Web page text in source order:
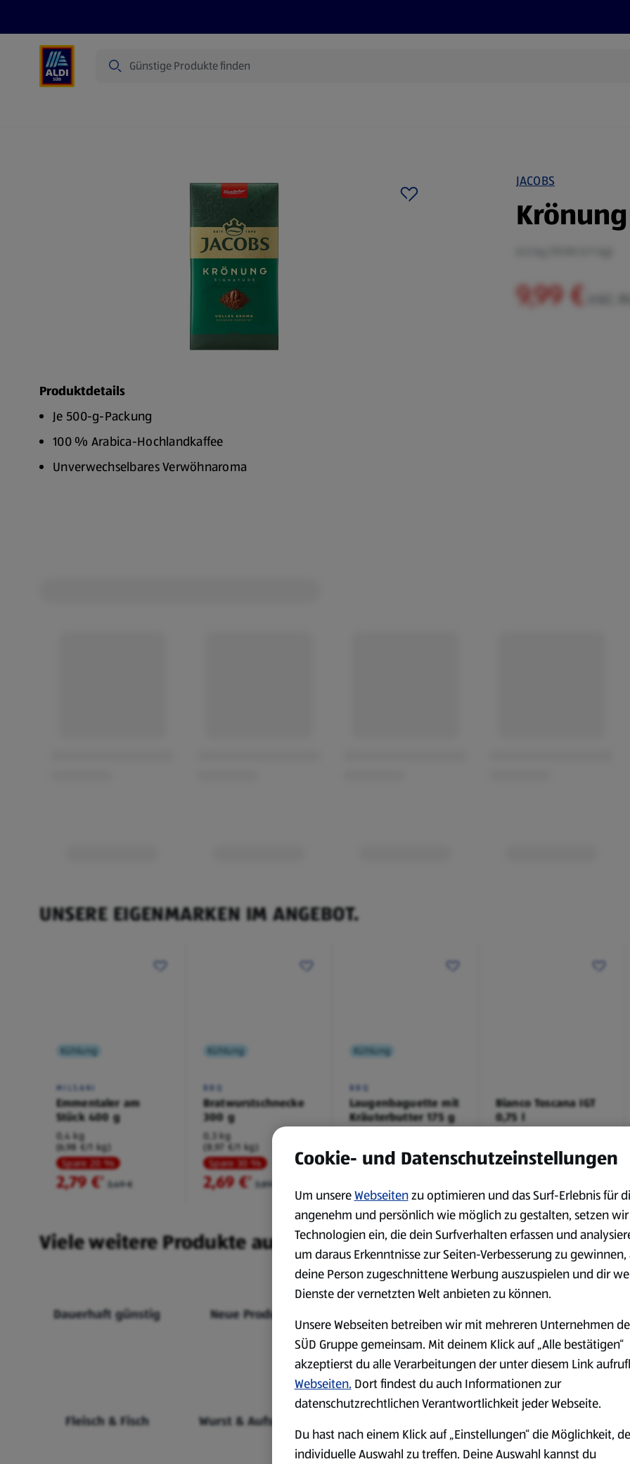
JACOBS
9,99 €
Produktdetails
Je 500-g-Packung
100 % Arabica-Hochlandkaffee
Unverwechselbares Verwöhnaroma
UNSERE EIGENMARKEN IM ANGEBOT.
Kühlung
MILSANI
Emmentaler am
Stück 400 g
0,4 kg
(6,98 €/1 kg)
Spare 20 %
2,79 €² 3,49 €
Kühlung
BBQ
Bratwurstschnecke
300 g
0,3 kg
(8,97 €/1 kg)
Spare 30 %
2,69 €² 3,89 €
Kühlung
BBQ
Laugenbaguette mit
Kräuterbutter 175 g
Spare 38 %
Bianco Toscana IGT
0,75 l
(3,72 €/1 l)
Spare 20 %
Viele weitere Produkte aus unserem Sortiment.
Dauerhaft günstig Neue Produkte
Fleisch & Fisch Wurst & Aufschnitt
Eier
Cookie- und Datenschutzeinstellungen
Um unsereWebseitenzu optimieren und das Surf-Erlebnis für
angenehm und persönlich wie möglich zu gestalten, setzen wir
Technologien ein, die dein Surfverhalten erfassen und
um daraus Erkenntnisse zur Seiten-Verbesserung zu gewinnen,
deine Person zugeschnittene Werbung auszuspielen und dir
Dienste der vernetzten Welt anbieten zu können.
Unsere Webseiten betreiben wir mit mehreren Unternehmen
SÜD Gruppe gemeinsam. Mit deinem Klick auf „Alle bestätigen“
akzeptierst du alle Verarbeitungen der unter diesem Link
Webseiten. Dort findest du auch Informationen zur
datenschutzrechtlichen Verantwortlichkeit jeder Webseite.
Du hast nach einem Klick auf „Einstellungen“ die Möglichkeit,
individuelle Auswahl zu treffen. Deine Auswahl kannst du